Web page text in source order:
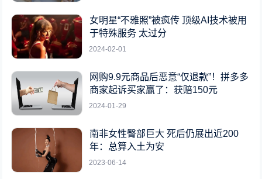
女明星“不雅照”被疯传 顶级AI技术被用
于特殊服务 太过分
2024-02-01
网购9.9元商品后恶意“仅退款”！拼多多
商家起诉买家赢了：获赔150元
2024-01-29
南非女性臀部巨大 死后仍展出近200
年：总算入土为安
2023-06-14